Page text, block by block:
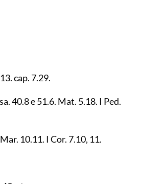
13. cap. 7.29.
40.8e51.6. Mat. 5.18. I Ped.
10.11. I Cor. 7.10, 11.